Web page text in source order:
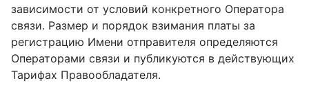
зависимости от условий конкретного Оператора
связи. Размер и порядок взимания платы за
регистрацию Имени отправителя определяются
Операторами связи и публикуются в действующих
Тарифах Правообладателя.